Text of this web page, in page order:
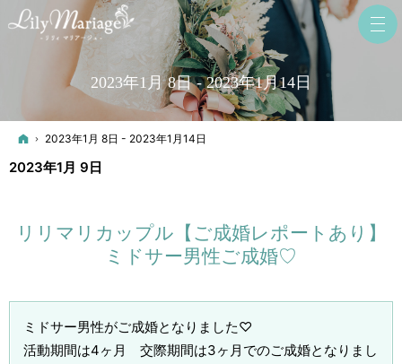
2023年1月 8日 - 2023年1月14日
ホーム
2023年1月 8日 - 2023年1月14日
2023年1月 9日
リリマリカップル【ご成婚レポートあり】
ミドサー男性ご成婚♡
ミドサー男性がご成婚となりました♡
活動期間は4ヶ月 交際期間は3ヶ月でのご成婚となりまし